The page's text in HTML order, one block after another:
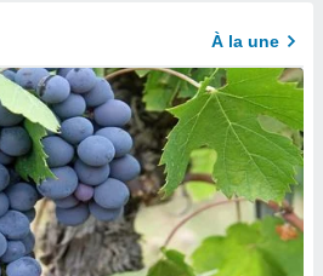
À la une